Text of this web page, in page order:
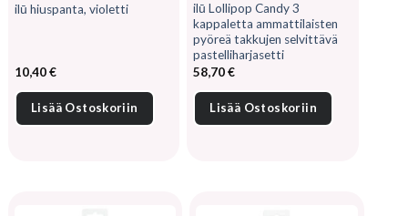
ilū hiuspanta, violetti
10,40€
Lisää Ostoskoriin
ilū Lollipop Candy 3
kappaletta ammattilaisten
pyöreä takkujen selvittävä
pastelliharjasetti
58,70€
Lisää Ostoskoriin